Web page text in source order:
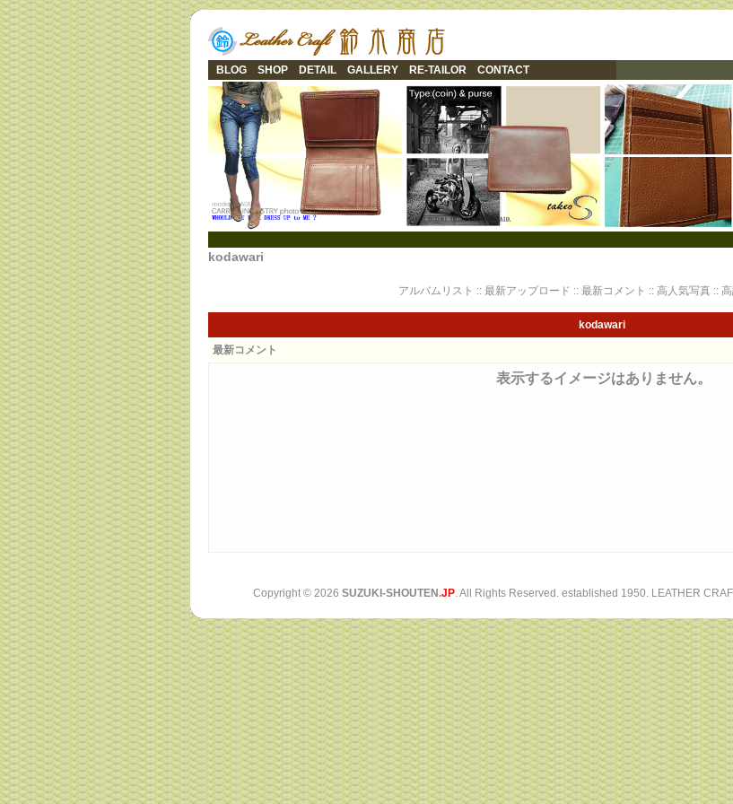
BLOG SHOP DETAIL GALLERY RE-TAILOR CONTACT
kodawari
アルバムリスト :: 最新アップロード :: 最新コメント :: 高人気写真 ::
kodawari
最新コメント
表示するイメージはありません。
Copyright © 2026 SUZUKI-SHOUTEN.JP. All Rights Reserved. established 1950. LEATHER